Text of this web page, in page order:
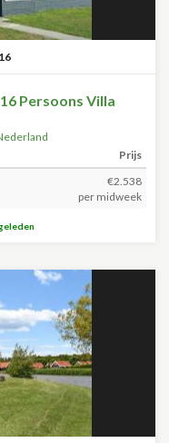
Persoons Villa
Prijs
€2.538
per midweek